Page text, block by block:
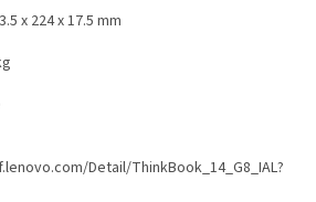
x 224 x 17.5 mm
Detail/ThinkBook_14_G8_IAL?